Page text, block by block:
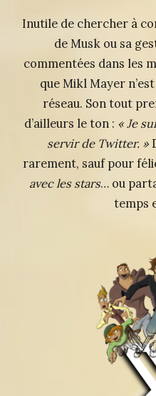
Inutile de chercher à
de Musk ou sa
commentées dans les
que Mikl Mayer
réseau. Son tout
d’ailleurs le ton : « Je
servir de Twitter. »
rarement, sauf pour
avec les stars… ou
temps